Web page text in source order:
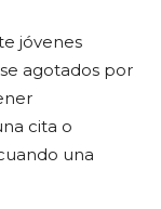
jóvenes
agotados por
cita o
una